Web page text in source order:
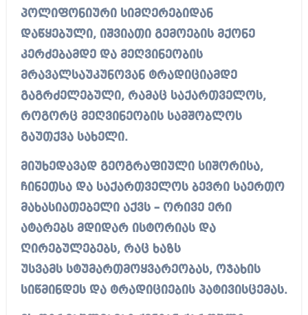
პოლიფონიური სიმღერებიდან
დაწყებული, იშვიათი გემოების მქონე
კერძებამდე და მეღვინეობის
მრავალსაუკუნოვან ტრადიციამდე
გაგრძელებული, რამაც საქართველოს,
როგორც მეღვინეობის სამშობლოს
გაუთქვა სახელი.
მიუხედავად გეოგრაფიული სიშორისა,
ჩინეთსა და საქართველოს ბევრი საერთო
მახასიათებელი აქვს – ორივე ერი
ატარებს მდიდარ ისტორიას და
ღირებულებებს, რაც ხაზს
უსვამს სტუმართმოყვარეობას, ოჯახის
სიწმინდეს და ტრადიციების პატივისცემას.